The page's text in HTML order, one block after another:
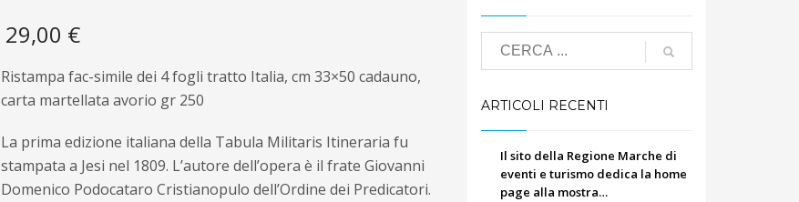
29,00 €
Ristampa fac-simile dei 4 fogli tratto Italia, cm 33×50 cadauno,
carta martellata avorio gr 250
La prima edizione italiana della Tabula Militaris Itineraria fu
stampata a Jesi nel 1809. L’autore dell’opera è il frate Giovanni
Domenico Podocataro Cristianopulo dell’Ordine dei Predicatori.
ARTICOLI RECENTI
Il sito della Regione Marche di
eventi e turismo dedica la home
page alla mostra…